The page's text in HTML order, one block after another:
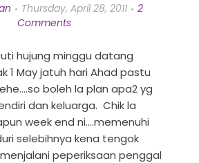
Thursday, April 28, 2011
2
Comments
hujung minggu datang
1 May jatuh hari Ahad pastu
boleh la plan apa2 yg
dan keluarga. Chik la
week end ni....memenuhi
selebihnya kena tengok
peperiksaan penggal